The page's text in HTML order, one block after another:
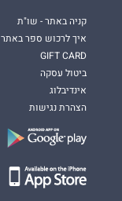
קניה באתר - שו"ת
איך לרכוש ספר באתר
GIFT CARD
ביטול עסקה
אינדיבלוג
הצהרת נגישות